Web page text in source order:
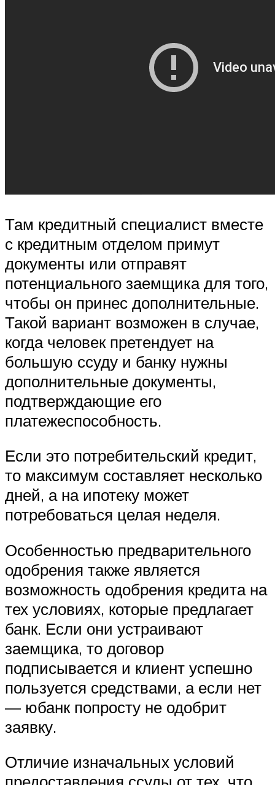
Там кредитный специалист вместе
с кредитным отделом примут
документы или отправят
потенциального заемщика для того,
чтобы он принес дополнительные.
Такой вариант возможен в случае,
когда человек претендует на
большую ссуду и банку нужны
дополнительные документы,
подтверждающие его
платежеспособность.
Если это потребительский кредит,
то максимум составляет несколько
дней, а на ипотеку может
потребоваться целая неделя.
Особенностью предварительного
одобрения также является
возможность одобрения кредита на
тех условиях, которые предлагает
банк. Если они устраивают
заемщика, то договор
подписывается и клиент успешно
пользуется средствами, а если нет
— юбанк попросту не одобрит
заявку.
Отличие изначальных условий